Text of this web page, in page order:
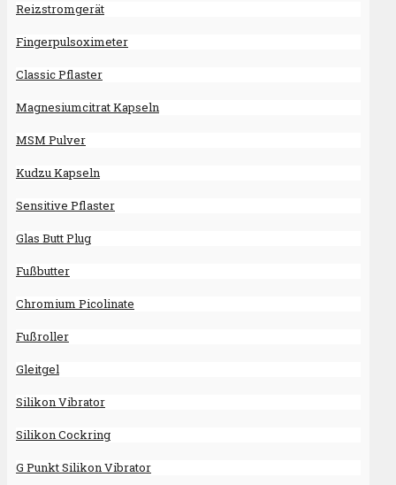
Reizstromgerät
Fingerpulsoximeter
Classic Pflaster
Magnesiumcitrat Kapseln
MSM Pulver
Kudzu Kapseln
Sensitive Pflaster
Glas Butt Plug
Fußbutter
Chromium Picolinate
Fußroller
Gleitgel
Silikon Vibrator
Silikon Cockring
G Punkt Silikon Vibrator